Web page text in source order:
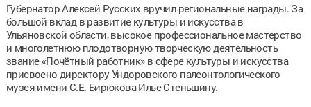
Губернатор Алексей Русских вручил региональные награды. За
большой вклад в развитие культуры и искусства в
Ульяновской области, высокое профессиональное мастерство
и многолетнюю плодотворную творческую деятельность
звание «Почётный работник» в сфере культуры и искусства
присвоено директору Ундоровского палеонтологического
музея имени С.Е. Бирюкова Илье Стеньшину.